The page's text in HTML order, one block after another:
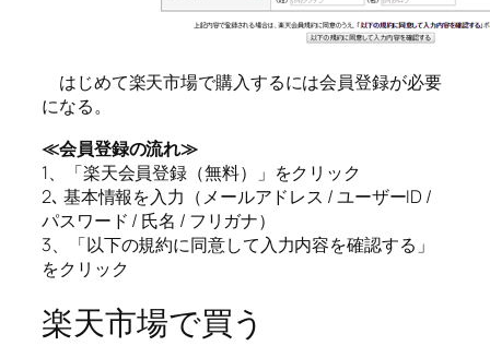
はじめて楽天市場で購入するには会員登録が必要
になる。
≪会員登録の流れ≫
1、「楽天会員登録（無料）」をクリック
2､ 基本情報を入力（メールアドレス / ユーザーID /
パスワード / 氏名 / フリガナ）
3、「以下の規約に同意して入力内容を確認する」
をクリック
楽天市場で買う